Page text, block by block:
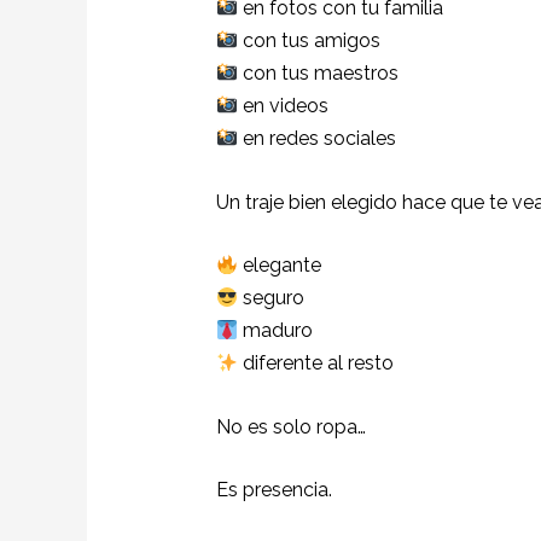
en fotos con tu familia
con tus amigos
con tus maestros
en videos
en redes sociales
Un traje bien elegido hace que te
elegante
seguro
maduro
diferente al resto
No es solo ropa…
Es presencia.